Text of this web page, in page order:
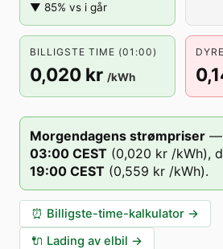
▼ 85% vs i går
BILLIGSTE TIME (01:00)
0,020 kr /kWh
Morgendagens strømpriser —
03:00 CEST (0,020 kr /kWh),
19:00 CEST (0,559 kr /kWh).
⏰ Billigste-time-kalkulator →
🔌 Lading av elbil →